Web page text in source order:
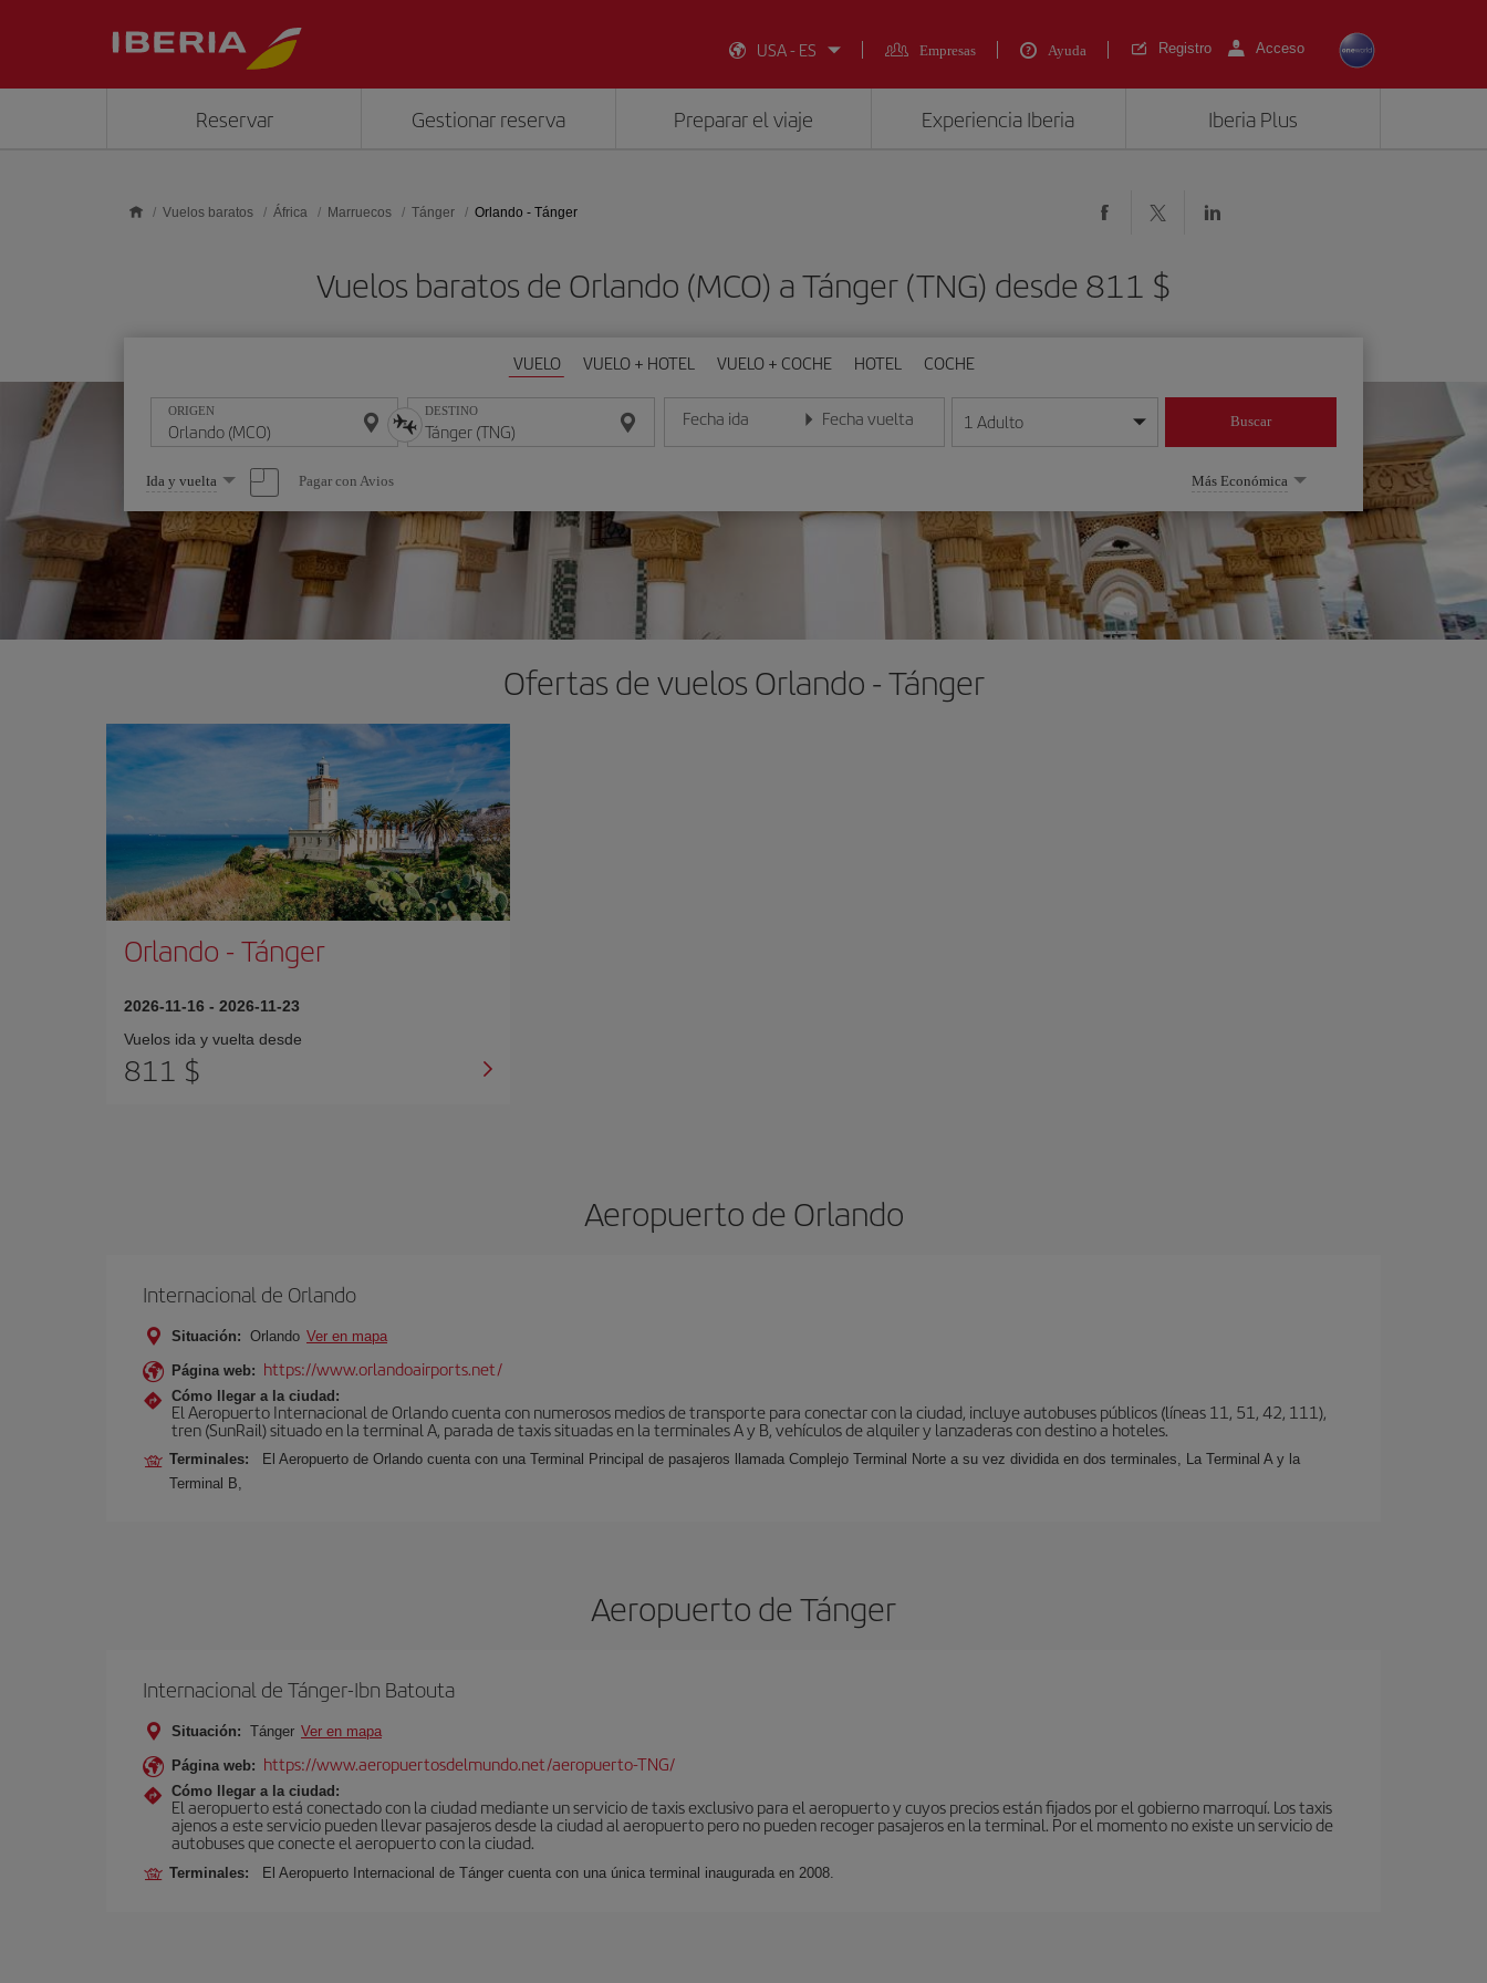
USA - ES
Empresas Ayuda Registro Acceso
Reservar Gestionar reserva Preparar el viaje Experiencia Iberia Iberia Plus
Vuelos baratos África Marruecos Tánger Orlando - Tánger
Vuelos baratos de Orlando (MCO) a Tánger (TNG) desde 811 $
VUELO VUELO + HOTEL VUELO + COCHE HOTEL COCHE
ORIGEN DESTINO Fecha ida
Introduce la fecha en formato día/mes/año
Fecha vuelta
Introduce la fecha en formato día/mes/año
1 Adulto Buscar
Seleccione
una
opción
Ida y vuelta Pagar con Avios Más Económica
Ofertas de vuelos Orlando - Tánger
Orlando -Tánger
2026-11-16 - 2026-11-23
Vuelos ida y vuelta desde
811 $
Aeropuerto de Orlando
Internacional de Orlando
Situación: Orlando Ver en mapa
Página web: https://www.orlandoairports.net/
Cómo llegar a la ciudad:
El Aeropuerto Internacional de Orlando cuenta con numerosos medios de transporte para conectar con la ciudad, incluye autobuses públicos (líneas 11, 51, 42, 111),
tren (SunRail) situado en la terminal A, parada de taxis situadas en la terminales A y B, vehículos de alquiler y lanzaderas con destino a hoteles.
Terminales:
El Aeropuerto de Orlando cuenta con una Terminal Principal de pasajeros llamada Complejo Terminal Norte a su vez dividida en dos terminales, La Terminal A y la
Terminal B,
Aeropuerto de Tánger
Internacional de Tánger-Ibn Batouta
Situación: Tánger Ver en mapa
Página web: https://www.aeropuertosdelmundo.net/aeropuerto-TNG/
Cómo llegar a la ciudad:
El aeropuerto está conectado con la ciudad mediante un servicio de taxis exclusivo para el aeropuerto y cuyos precios están fijados por el gobierno marroquí. Los taxis
ajenos a este servicio pueden llevar pasajeros desde la ciudad al aeropuerto pero no pueden recoger pasajeros en la terminal. Por el momento no existe un servicio de
autobuses que conecte el aeropuerto con la ciudad.
Terminales: El Aeropuerto Internacional de Tánger cuenta con una única terminal inaugurada en 2008.